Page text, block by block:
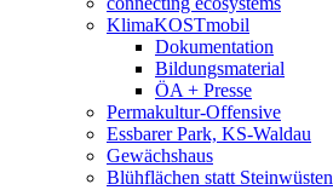
KlimaKOSTmobil
Dokumentation
Bildungsmaterial
ÖA + Presse
Permakultur-Offensive
Essbarer Park, KS-Waldau
Gewächshaus
Blühflächen statt Steinwüsten